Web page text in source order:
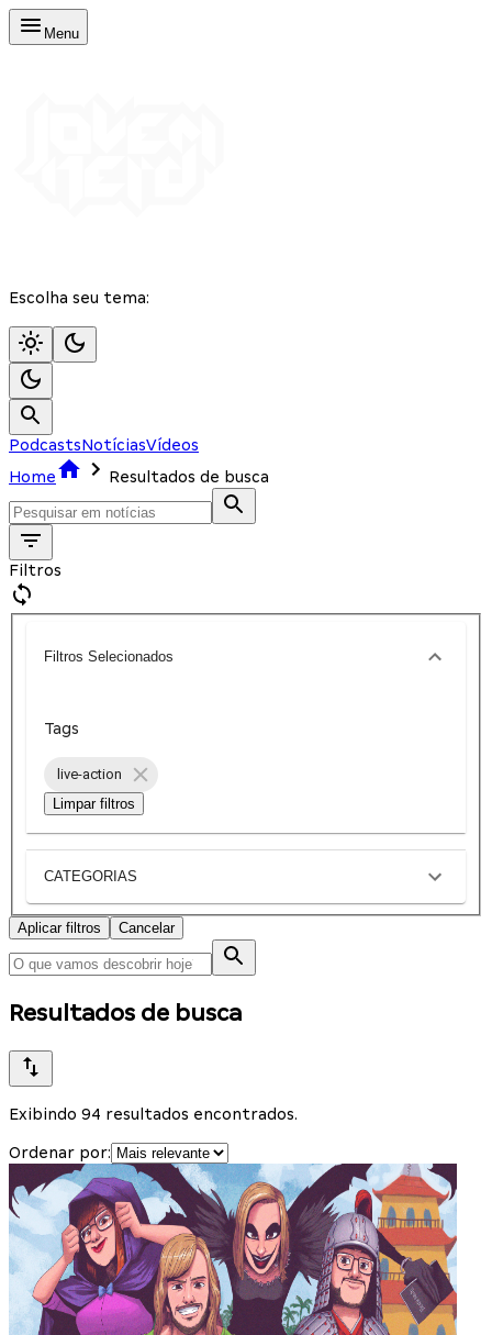
Menu
Escolha seu tema:
PodcastsNotíciasVídeos
Home
Resultados de busca
Filtros
Filtros Selecionados
Tags
live-action
Limpar filtros
CATEGORIAS
Aplicar filtros Cancelar
Resultados de busca
Exibindo 94 resultados encontrados.
Ordenar por: